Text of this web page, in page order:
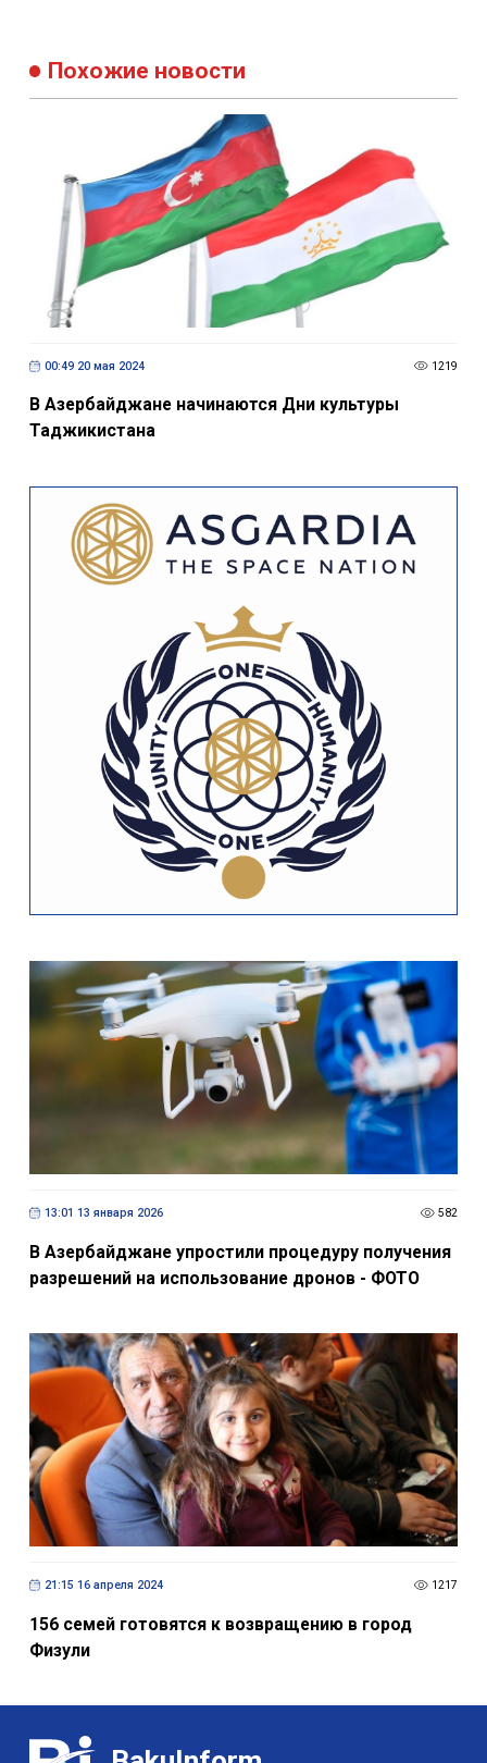
Похожие новости
00:49 20 мая 2024 1219
В Азербайджане начинаются Дни культуры
Таджикистана
13:01 13 января 2026 582
В Азербайджане упростили процедуру получения
разрешений на использование дронов - ФОТО
21:15 16 апреля 2024 1217
156 семей готовятся к возвращению в город
Физули